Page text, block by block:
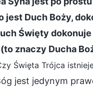
jest Duch Boży,
Święty dokonuje
znaczy Ducha
Święta Trójca
jest jedynym